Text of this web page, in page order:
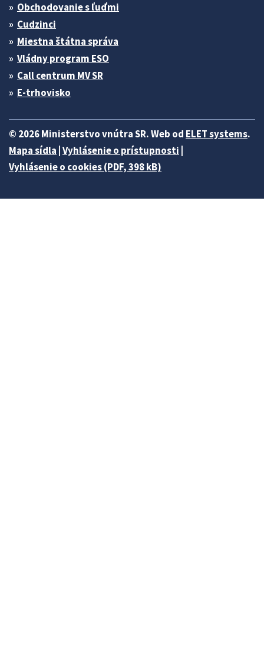
Obchodovanie s ľuďmi
Cudzinci
Miestna štátna správa
Vládny program ESO
Call centrum MV SR
E-trhovisko
© 2026 Ministerstvo vnútra SR. Web od ELET systems.
Mapa sídla Vyhlásenie o prístupnosti
Vyhlásenie o cookies (PDF, 398 kB)